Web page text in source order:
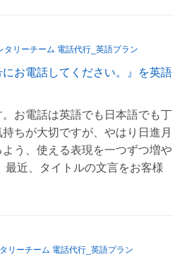
タリーチーム 電話代行_英語プラン
にお電話してください。』を英語
お電話は英語でも日本語でも丁
ちが大切ですが、やはり日進月
う、使える表現を一つずつ増や
最近、タイトルの文言をお客様
リーチーム 電話代行_英語プラン